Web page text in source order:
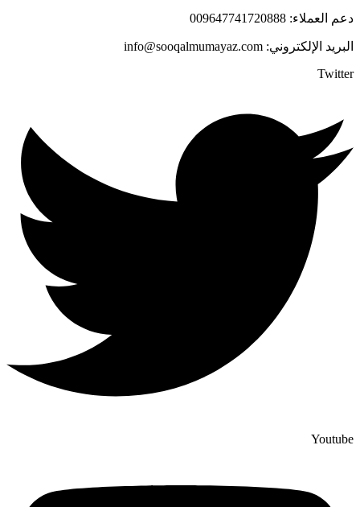
دعم العملاء: 009647741720888
البريد الإلكتروني: info@sooqalmumayaz.com
Twitter
Youtube